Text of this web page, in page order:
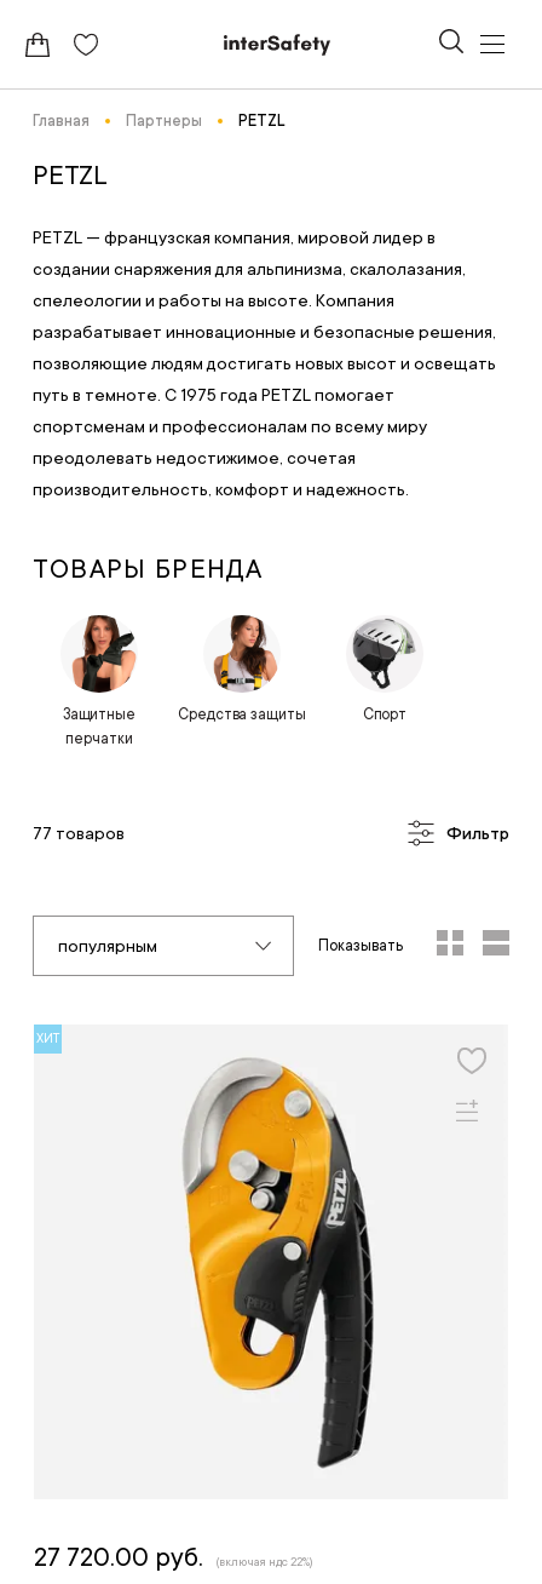
Главная Партнеры PETZL
PETZL
PETZL — французская компания, мировой лидер в
создании снаряжения для альпинизма, скалолазания,
спелеологии и работы на высоте. Компания
разрабатывает инновационные и безопасные решения,
позволяющие людям достигать новых высот и освещать
путь в темноте. С 1975 года PETZL помогает
спортсменам и профессионалам по всему миру
преодолевать недостижимое, сочетая
производительность, комфорт и надежность.
ТОВАРЫ БРЕНДА
Защитные
перчатки
Средства защиты Спорт
77 товаров Фильтр
популярным Показывать
ХИТ
27 720.00 руб. (включая ндс 22%)